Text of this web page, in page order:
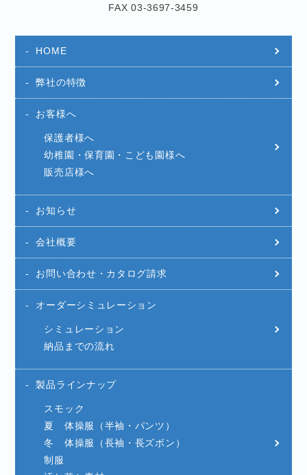
FAX 03-3697-3459
HOME
弊社の特徴
お客様へ
保護者様へ
幼稚園・保育園・こども園様へ
販売店様へ
お知らせ
会社概要
お問い合わせ・カタログ請求
オーダーシミュレーション
シミュレーション
納品までの流れ
製品ラインナップ
スモック
夏 体操服（半袖・パンツ）
冬 体操服（長袖・長ズボン）
制服